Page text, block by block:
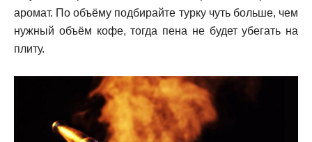
аромат. По объёму подбирайте турку чуть больше, чем
нужный объём кофе, тогда пена не будет убегать на
плиту.